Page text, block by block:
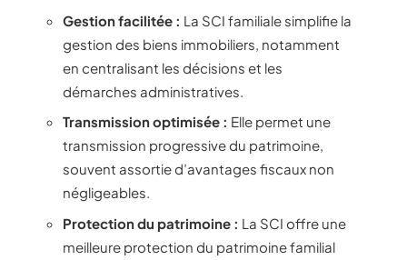
Gestion facilitée : La SCI familiale simplifie la
gestion des biens immobiliers, notamment
en centralisant les décisions et les
démarches administratives.
Transmission optimisée : Elle permet une
transmission progressive du patrimoine,
souvent assortie d’avantages fiscaux non
négligeables.
Protection du patrimoine : La SCI offre une
meilleure protection du patrimoine familial